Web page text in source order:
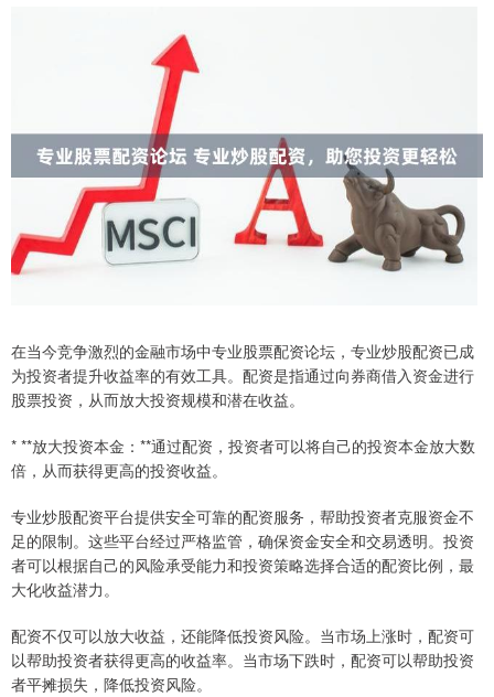
在当今竞争激烈的金融市场中专业股票配资论坛，专业炒股配资已成
为投资者提升收益率的有效工具。配资是指通过向券商借入资金进行
股票投资，从而放大投资规模和潜在收益。
* **放大投资本金：**通过配资，投资者可以将自己的投资本金放大数
倍，从而获得更高的投资收益。
专业炒股配资平台提供安全可靠的配资服务，帮助投资者克服资金不
足的限制。这些平台经过严格监管，确保资金安全和交易透明。投资
者可以根据自己的风险承受能力和投资策略选择合适的配资比例，最
大化收益潜力。
配资不仅可以放大收益，还能降低投资风险。当市场上涨时，配资可
以帮助投资者获得更高的收益率。当市场下跌时，配资可以帮助投资
者平摊损失，降低投资风险。